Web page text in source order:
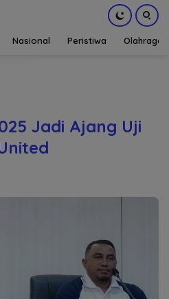
Nasional Peristiwa Olahraga
Jadi Ajang Uji